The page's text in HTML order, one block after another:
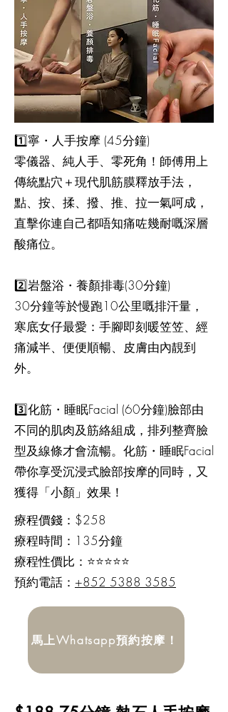
1️⃣寧・人手按摩 (45分鐘)
零儀器、純人手、零死角！師傅用上
傳統點穴＋現代肌筋膜釋放手法，
點、按、揉、撥、推、拉一氣呵成，
直擊你連自己都唔知痛咗幾耐嘅深層
酸痛位。
2️⃣岩盤浴・養顏排毒(30分鐘)
30分鐘等於慢跑10公里嘅排汗量，
寒底女仔最愛：手腳即刻暖笠笠、經
痛減半、便便順暢、皮膚由內靚到
外。
3️⃣化筋・睡眠Facial (60分鐘)臉部由
不同的肌肉及筋絡組成，排列整齊臉
型及線條才會流暢。化筋・睡眠Facial
帶你享受沉浸式臉部按摩的同時，又
獲得「小顏」效果！
​療程價錢：$258
療程時間：135分鐘
療程性價比：⭐⭐⭐⭐⭐
預約電話： +852 5388 3585
馬上Whatsapp預約按摩！